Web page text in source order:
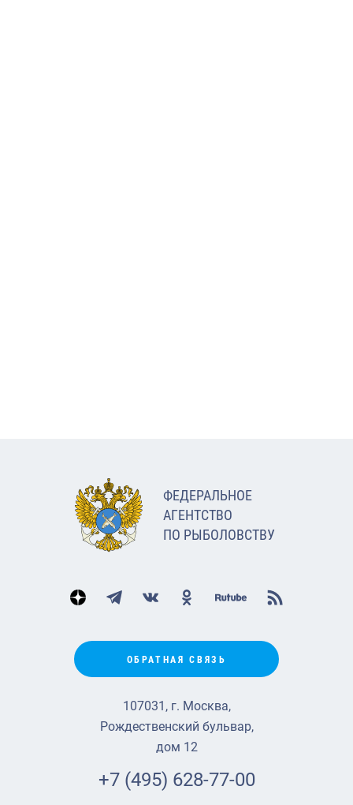
ФЕДЕРАЛЬНОЕ
АГЕНТСТВО
ПО РЫБОЛОВСТВУ
ОБРАТНАЯ СВЯЗЬ
107031, г. Москва,
Рождественский бульвар,
дом 12
+7 (495) 628-77-00